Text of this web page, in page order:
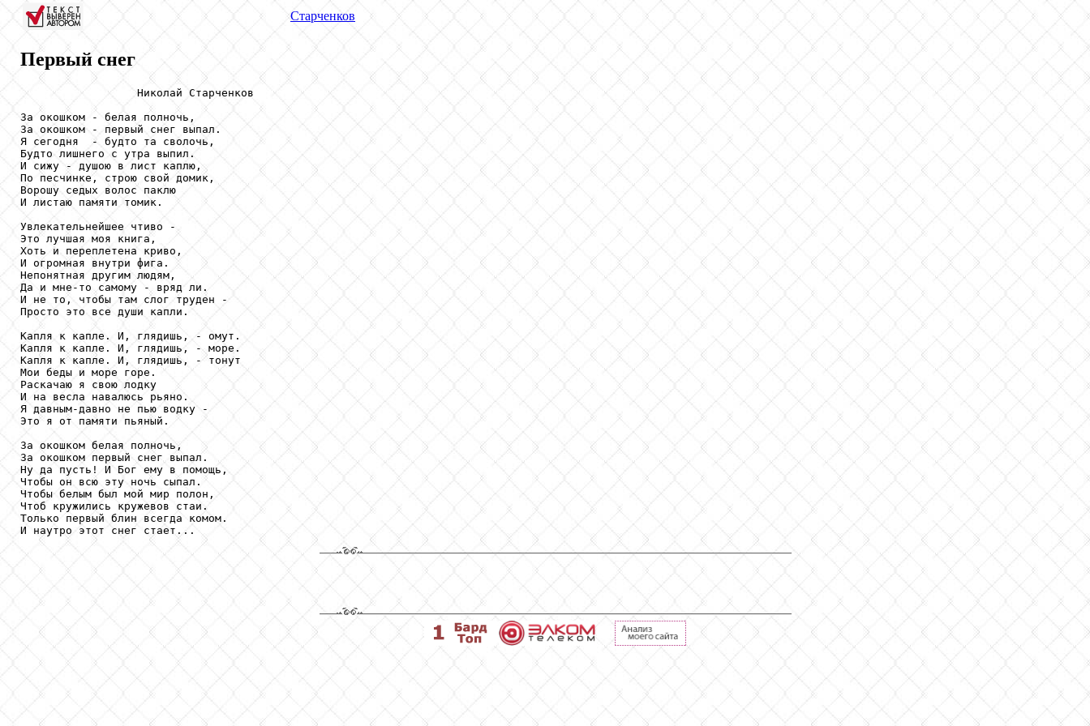
Старченков
Первый снег
                  Николай Старченков
За окошком - белая полночь,
За окошком - первый снег выпал.
Я сегодня  - будто та сволочь,
Будто лишнего с утра выпил.
И сижу - душою в лист каплю,
По песчинке, строю свой домик,
Ворошу седых волос паклю
И листаю памяти томик.
Увлекательнейшее чтиво -
Это лучшая моя книга,
Хоть и переплетена криво,
И огромная внутри фига.
Непонятная другим людям,
Да и мне-то самому - вряд ли.
И не то, чтобы там слог труден -
Просто это все души капли.
Капля к капле. И, глядишь, - омут.
Капля к капле. И, глядишь, - море.
Капля к капле. И, глядишь, - тонут
Мои беды и море горе.
Раскачаю я свою лодку
И на весла навалюсь рьяно.
Я давным-давно не пью водку -
Это я от памяти пьяный.
За окошком белая полночь,
За окошком первый снег выпал.
Ну да пусть! И Бог ему в помощь,
Чтобы он всю эту ночь сыпал.
Чтобы белым был мой мир полон,
Чтоб кружились кружевов стаи.
Только первый блин всегда комом.
И наутро этот снег стает...